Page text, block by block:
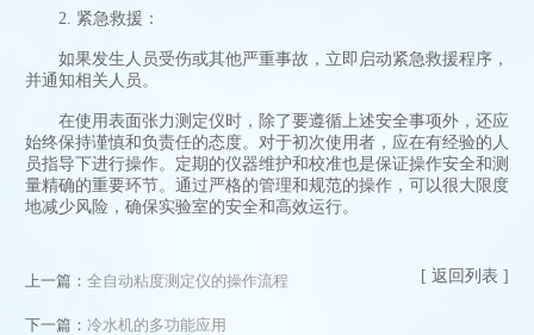
2. 紧急救援：
如果发生人员受伤或其他严重事故，立即启动紧急救援程序，
并通知相关人员。
在使用表面张力测定仪时，除了要遵循上述安全事项外，还应
始终保持谨慎和负责任的态度。对于初次使用者，应在有经验的人
员指导下进行操作。定期的仪器维护和校准也是保证操作安全和测
量精确的重要环节。通过严格的管理和规范的操作，可以很大限度
地减少风险，确保实验室的安全和高效运行。
上一篇： 全自动粘度测定仪的操作流程
下一篇： 冷水机的多功能应用
[ 返回列表 ]